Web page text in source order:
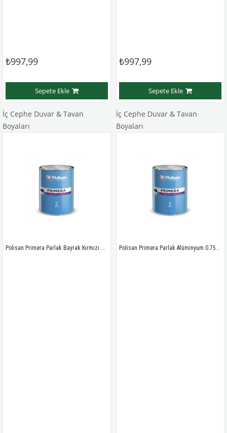
₺997,99
Sepete Ekle
₺997,99
Sepete Ekle
İç Cephe Duvar & Tavan
Boyaları
Polisan Primera Parlak Bayrak Kırmızı 0.75 Lt
İç Cephe Duvar & Tavan
Boyaları
Polisan Primera Parlak Alüminyum 0.75 Lt